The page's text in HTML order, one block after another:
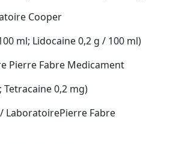
Cooper
ml; Lidocaine 0,2 g / 100 ml)
Pierre Fabre Medicament
0,2 mg)
/ LaboratoirePierre Fabre